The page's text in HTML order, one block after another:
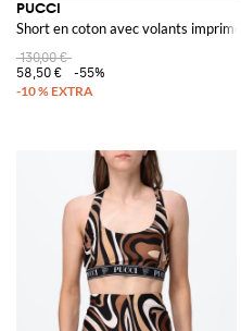
PUCCI
Short en coton avec volants imprimés
130,00 €
58,50 €
-55%